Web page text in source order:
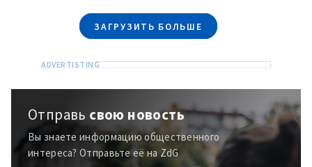
ЗАГРУЗИТЬ БОЛЬШЕ
Отправь свою новость
Вы знаете информацию общественного
интереса? Отправьте её на ZdG
Фотография
изображение
медиа
Текст новости
+ Добавить текст
новости